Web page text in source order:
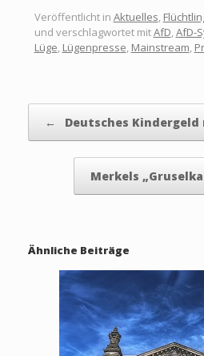
Veröffentlicht in Aktuelles
und verschlagwortet mitAfD AfD-
Lüge Lügenpresse Mainstream
← Deutsches Kindergeld
Merkels
Ähnliche Beiträge